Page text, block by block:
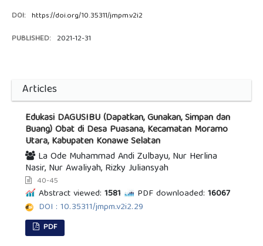
DOI: https://doi.org/10.35311/jmpm.v2i2
PUBLISHED: 2021-12-31
Articles
Edukasi DAGUSIBU (Dapatkan, Gunakan, Simpan dan
Buang) Obat di Desa Puasana, Kecamatan Moramo
Utara, Kabupaten Konawe Selatan
La Ode Muhammad Andi Zulbayu, Nur Herlina
Nasir, Nur Awaliyah, Rizky Juliansyah
40-45
Abstract viewed: 1581 PDF downloaded: 16067
DOI : 10.35311/jmpm.v2i2.29
PDF